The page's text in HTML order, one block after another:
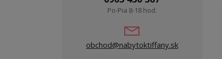
Po-Pia 8-18 hod.
obchod@nabytoktiffany.sk